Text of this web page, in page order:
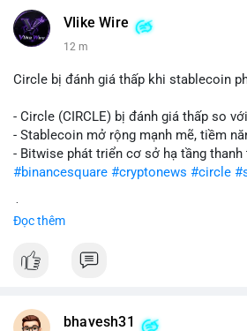
Vlike Wire
12 m
Circle bị đánh giá thấp khi stablecoin
- Circle (CIRCLE) bị đánh giá thấp so
- Stablecoin mở rộng mạnh mẽ, tiềm
- Bitwise phát triển cơ sở hạ tầng thanh
#binancesquare #cryptonews #circle
Đọc thêm
bhavesh31